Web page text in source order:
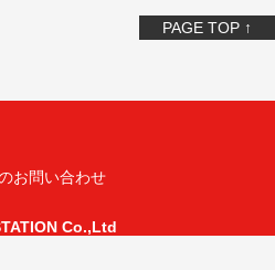
PAGE TOP ↑
お問い合わせ
Co.,Ltd